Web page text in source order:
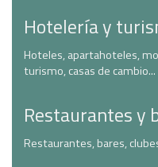
Hotelería y
Hoteles, apartahoteles,
turismo, casas de cambio...
Restaurantes y
Restaurantes, bares,